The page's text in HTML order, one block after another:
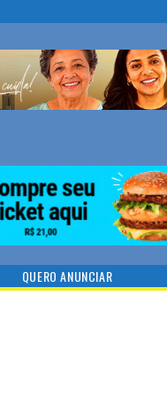
QUERO ANUNCIAR